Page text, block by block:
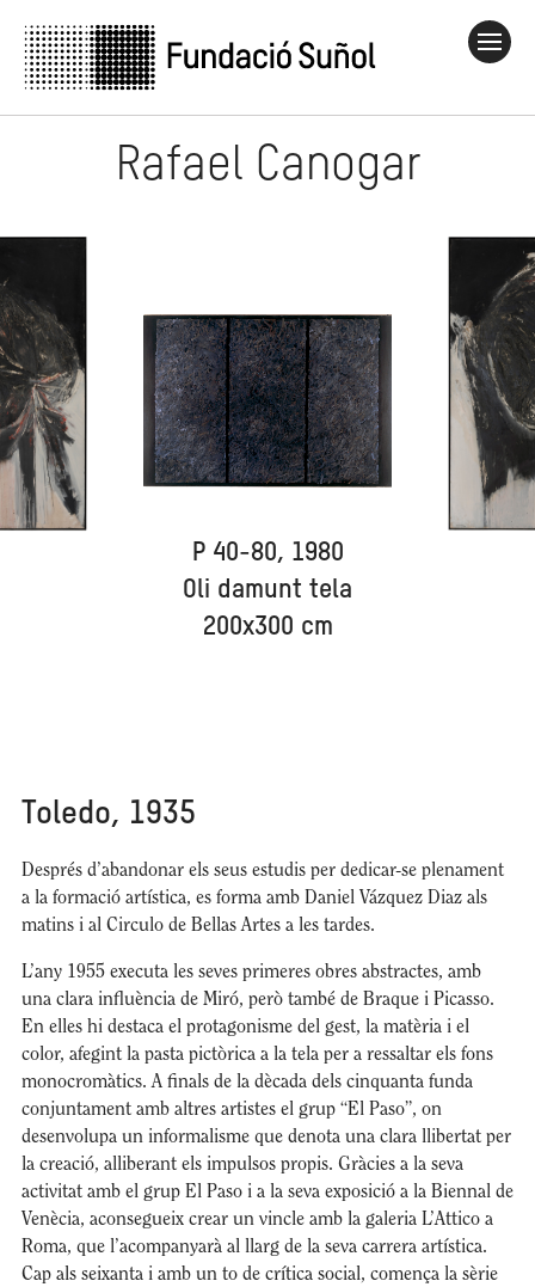
Rafael Canogar
P 40-80, 1980
Oli damunt tela
200x300 cm
Toledo, 1935
Després d’abandonar els seus estudis per dedicar-se plenament
a la formació artística, es forma amb Daniel Vázquez Diaz als
matins i al Circulo de Bellas Artes a les tardes.
L’any 1955 executa les seves primeres obres abstractes, amb
una clara influència de Miró, però també de Braque i Picasso.
En elles hi destaca el protagonisme del gest, la matèria i el
color, afegint la pasta pictòrica a la tela per a ressaltar els fons
monocromàtics. A finals de la dècada dels cinquanta funda
conjuntament amb altres artistes el grup “El Paso”, on
desenvolupa un informalisme que denota una clara llibertat per
la creació, alliberant els impulsos propis. Gràcies a la seva
activitat amb el grup El Paso i a la seva exposició a la Biennal de
Venècia, aconsegueix crear un vincle amb la galeria L’Attico a
Roma, que l’acompanyarà al llarg de la seva carrera artística.
Cap als seixanta i amb un to de crítica social, comença la sèrie